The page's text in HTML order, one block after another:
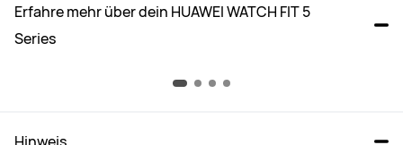
Erfahre mehr über dein HUAWEI WATCH FIT 5
Series
Erlebe alltäglichen Komfort mit Multipass!